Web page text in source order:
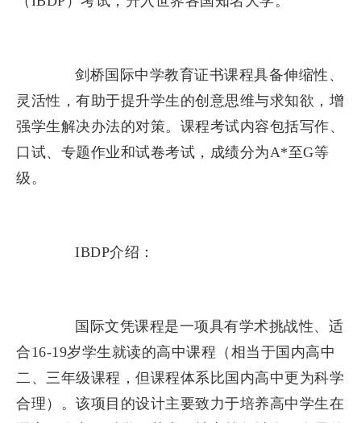
剑桥国际中学教育证书课程具备伸缩性、
灵活性，有助于提升学生的创意思维与求知欲，增
强学生解决办法的对策。课程考试内容包括写作、
口试、专题作业和试卷考试，成绩分为A*至G等
级。
IBDP介绍：
国际文凭课程是一项具有学术挑战性、适
合16-19岁学生就读的高中课程（相当于国内高中
二、三年级课程，但课程体系比国内高中更为科学
合理）。该项目的设计主要致力于培养高中学生在